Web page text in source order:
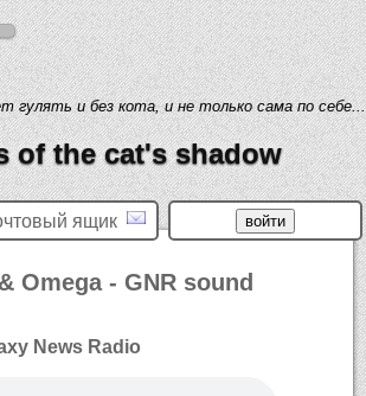
гулять и без кота, и не только сама по себе...
of the cat's shadow
ящик
Omega - GNR sound
News Radio